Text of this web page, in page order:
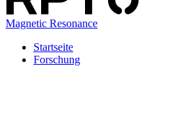
Magnetic Resonance
Startseite
Forschung